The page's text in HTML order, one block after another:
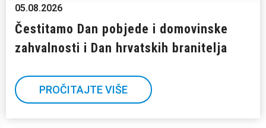
05.08.2026
Čestitamo Dan pobjede i domovinske
zahvalnosti i Dan hrvatskih branitelja
PROČITAJTE VIŠE